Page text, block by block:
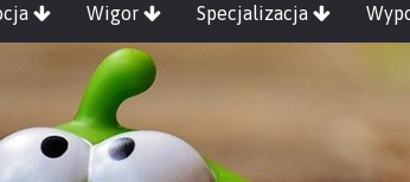
Wigor Specjalizacja